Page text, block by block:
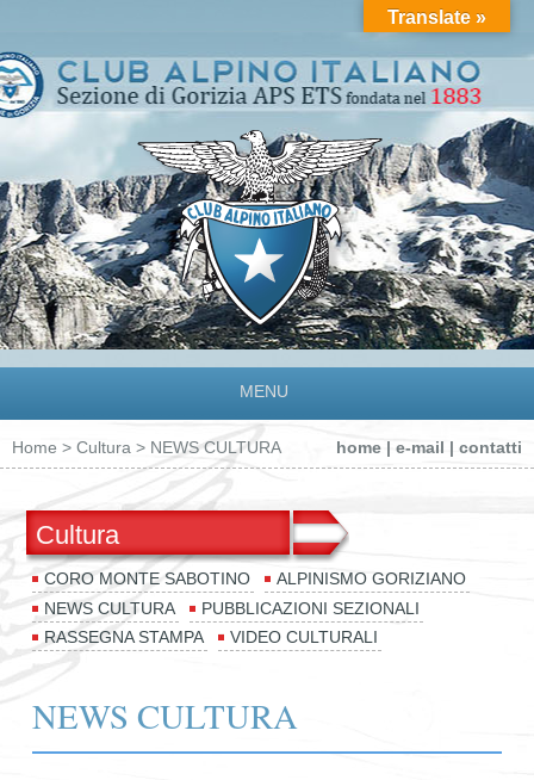
MENU
Home > Cultura > NEWS CULTURA home | e-mail | contatti
Cultura
CORO MONTE SABOTINO
ALPINISMO GORIZIANO
NEWS CULTURA
PUBBLICAZIONI SEZIONALI
RASSEGNA STAMPA
VIDEO CULTURALI
NEWS CULTURA
Translate »